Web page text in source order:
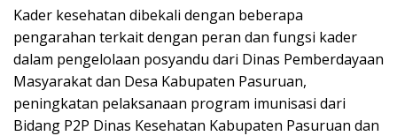
Kader kesehatan dibekali dengan beberapa
pengarahan terkait dengan peran dan fungsi kader
dalam pengelolaan posyandu dari Dinas Pemberdayaan
Masyarakat dan Desa Kabupaten Pasuruan,
peningkatan pelaksanaan program imunisasi dari
Bidang P2P Dinas Kesehatan Kabupaten Pasuruan dan